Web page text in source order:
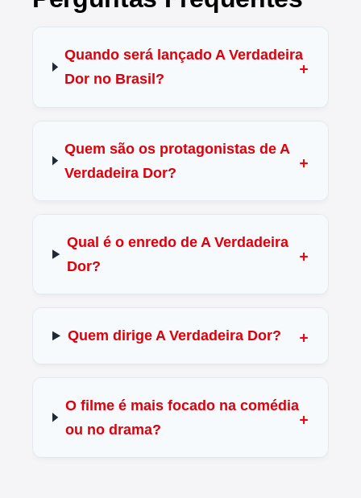
Quando será lançado A Verdadeira
Dor no Brasil?
Quem são os protagonistas de A
Verdadeira Dor?
Qual é o enredo de A Verdadeira
Dor?
Quem dirige A Verdadeira Dor?
O filme é mais focado na comédia
ou no drama?